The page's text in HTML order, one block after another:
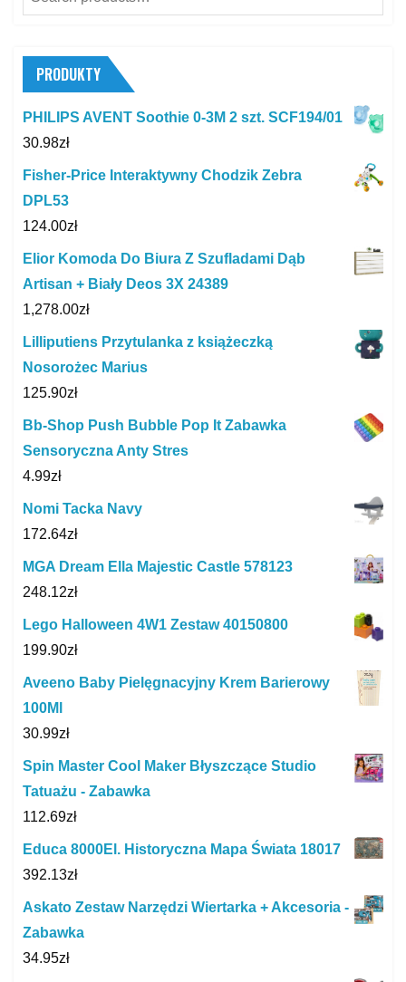
for:
PRODUKTY
PHILIPS AVENT Soothie 0-3M 2 szt. SCF194/01
30.98zł
Fisher-Price Interaktywny Chodzik Zebra
DPL53
124.00zł
Elior Komoda Do Biura Z Szufladami Dąb
Artisan + Biały Deos 3X 24389
1,278.00zł
Lilliputiens Przytulanka z książeczką
Nosorożec Marius
125.90zł
Bb-Shop Push Bubble Pop It Zabawka
Sensoryczna Anty Stres
4.99zł
Nomi Tacka Navy
172.64zł
MGA Dream Ella Majestic Castle 578123
248.12zł
Lego Halloween 4W1 Zestaw 40150800
199.90zł
Aveeno Baby Pielęgnacyjny Krem Barierowy
100Ml
30.99zł
Spin Master Cool Maker Błyszczące Studio
Tatuażu - Zabawka
112.69zł
Educa 8000El. Historyczna Mapa Świata 18017
392.13zł
Askato Zestaw Narzędzi Wiertarka + Akcesoria -
Zabawka
34.95zł